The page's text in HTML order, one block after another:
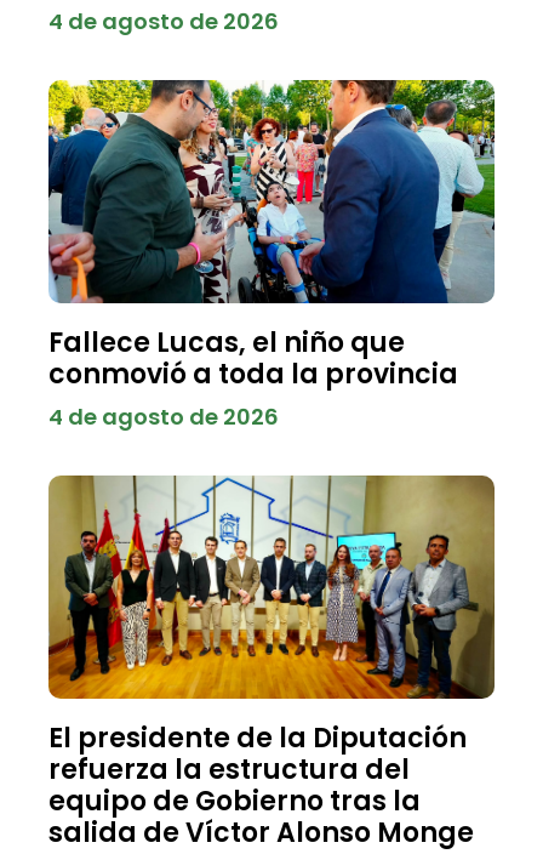
4 de agosto de 2026
Fallece Lucas, el niño que
conmovió a toda la provincia
4 de agosto de 2026
El presidente de la Diputación
refuerza la estructura del
equipo de Gobierno tras la
salida de Víctor Alonso Monge